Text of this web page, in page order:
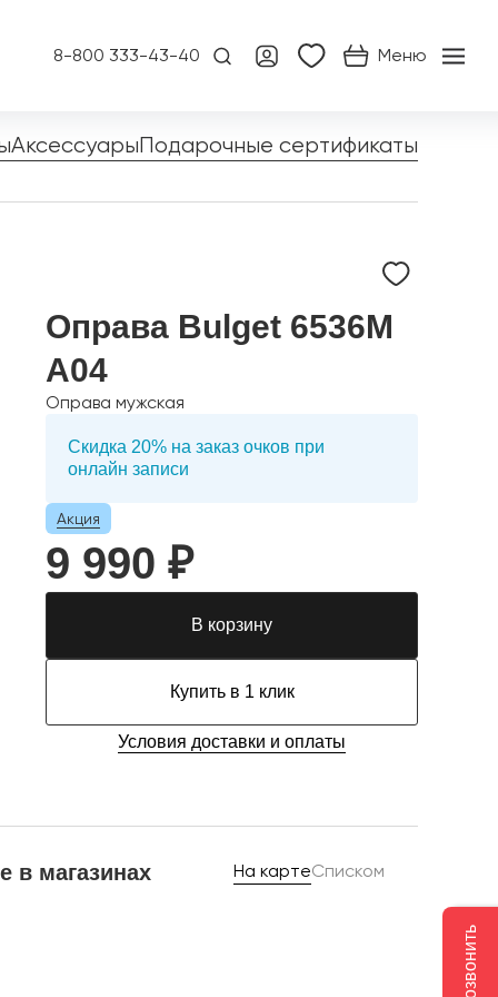
8-800 333-43-40 Меню
АксессуарыПодарочные сертификаты
Оправа Bulget 6536M
A04
Оправа мужская
Скидка 20% на заказ очков при
онлайн записи
Акция
9 990 ₽
В корзину
Купить в 1 клик
Условия доставки и оплаты
в магазинах На картеСписком
Позвонить